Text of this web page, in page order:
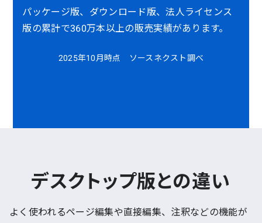
パッケージ版、ダウンロード版、法人ライセンス
版の累計で360万本以上の販売実績があります。
2025年10月時点 ソースネクスト調べ
デスクトップ版との違い
よく使われるページ編集や直接編集、注釈などの機能が